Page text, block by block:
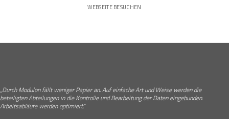
WEBSEITE BESUCHEN
„Durch Modulon fällt weniger Papier an. Auf einfache Art und Weise werden die
beteiligten Abteilungen in die Kontrolle und Bearbeitung der Daten eingebunden.
Arbeitsabläufe werden optimiert.“